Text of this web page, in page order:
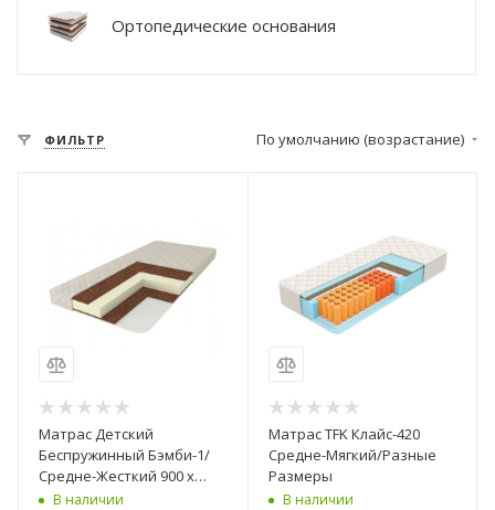
Ортопедические основания
ФИЛЬТР По умолчанию (возрастание)
Матрас Детский
Беспружинный Бэмби-1/
Средне-Жесткий 900 х
1900 мм
В наличии
Матрас TFK Клайс-420
Средне-Мягкий/Разные
Размеры
В наличии